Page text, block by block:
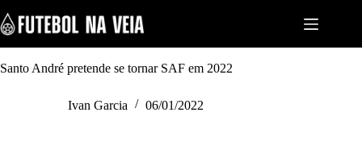
k
i
p
tSanto André pretende se tornar SAF em 2022
Ivan Garcia 06/01/2022